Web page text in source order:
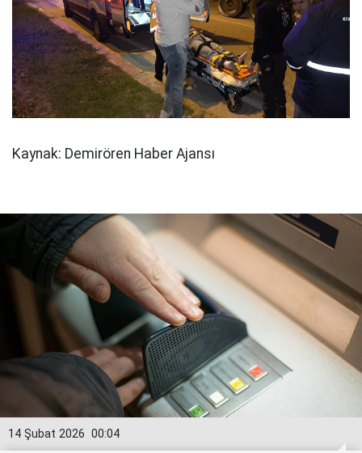
Kaynak: Demirören Haber Ajansı
00:04
14 Şubat 2026